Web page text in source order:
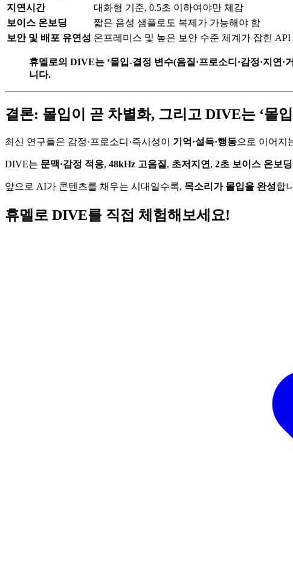
지연시간
대화형 기준, 0.5초 이하여야만 체감
보이스 온보딩
짧은 음성 샘플로도 복제가 가능해야 함
보안 및 배포 유연성 온프레미스 및 높은 보안 수준 체계가 잡힌 API
휴멜로의 DIVE는 ‘몰입-결정 변수(음질·프로소디·감정·지연
니다.
결론: 몰입이 곧 차별화, 그리고 DIVE는 ‘몰
최신 연구들은 감정·프로소디·즉시성이 기억·설득·행동으로 이어지
DIVE는 문맥·감정 적응, 48kHz 고음질 , 초저지연 , 2초 보이스 온보딩
앞으로 AI가 콘텐츠를 채우는 시대일수록, 목소리가 몰입을 완성합
휴멜로 DIVE를 직접 체험해보세요!